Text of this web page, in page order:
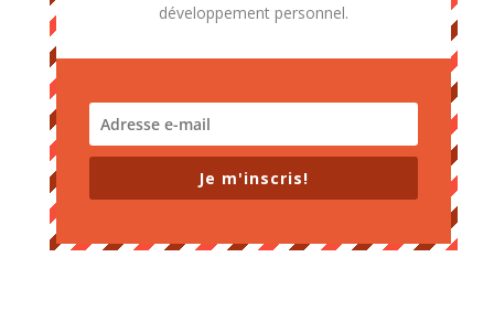
développement personnel.
Je m'inscris!